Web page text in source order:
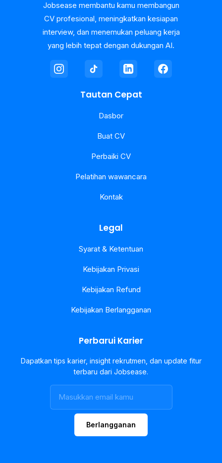
Jobsease membantu kamu membangun
CV profesional, meningkatkan kesiapan
interview, dan menemukan peluang kerja
yang lebih tepat dengan dukungan AI.
Tautan Cepat
Dasbor
Buat CV
Perbaiki CV
Pelatihan wawancara
Kontak
Legal
Syarat & Ketentuan
Kebijakan Privasi
Kebijakan Refund
Kebijakan Berlangganan
Perbarui Karier
Dapatkan tips karier, insight rekrutmen, dan update fitur
terbaru dari Jobsease.
Berlangganan